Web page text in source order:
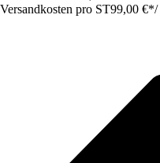
Versandkosten pro ST99,00 €*/